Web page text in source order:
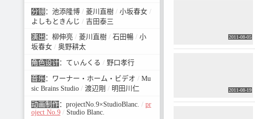
分镜： 池添隆博 /菱川直樹 /小坂春女 /
よしもときんじ /吉田泰三
演出 ： 柳伸亮 /菱川直樹 /石田暢 /小
坂春女 /奥野耕太
角色设计： てぃんくる /野口孝行
音乐 ： ワーナー・ホーム・ビデオ /Mu
sic Brains Studio /渡辺剛 /明田川仁
动画制作： projectNo.9×StudioBlanc. / pr
oject No.9 /Studio Blanc.
2011-08-05
2011-08-19